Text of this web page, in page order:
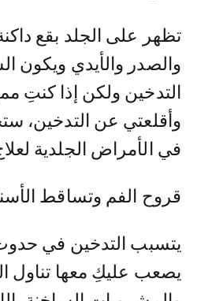
تظهر على الجلد بقع
والصدر والأيدي ويكون
التدخين ولكن إذا كنتِ
وأقلعتي عن التدخين،
في الأمراض الجلدية
قروح الفم وتساقط
يتسبب التدخين في
يصعب عليكِ معها تناول